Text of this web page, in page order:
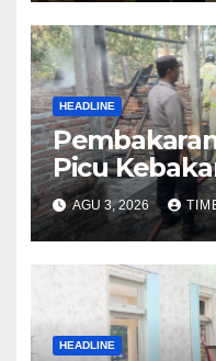
HEADLINE
Picu
Furniture di
AGU 3, 2026
HEADLINE